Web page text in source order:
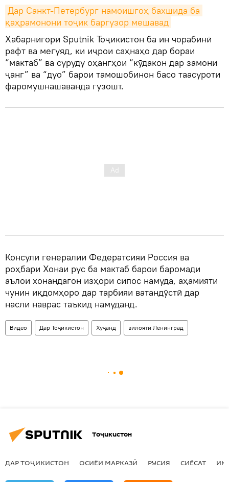
Дар Санкт-Петербург намоишгоҳ бахшида ба
қаҳрамонони тоҷик баргузор мешавад
Хабарнигори Sputnik Тоҷикистон ба ин чорабинӣ
рафт ва мегуяд, ки иҷрои саҳнаҳо дар бораи
“мактаб” ва суруду оҳангҳои “кӯдакон дар замони
ҷанг” ва “дуо” барои тамошобинон басо таасуроти
фаромушнашаванда гузошт.
Консули генералии Федератсияи Россия ва
роҳбари Хонаи рус ба мактаб барои баромади
аълои хонандагон изҳори сипос намуда, аҳамияти
чунин иқдомҳоро дар тарбияи ватандӯстӣ дар
насли наврас таъкид намуданд.
Видео Дар Тоҷикистон Хуҷанд вилояти Ленинград
Тоҷикистон
ДАР ТОҶИКИСТОН ОСИЁИ МАРКАЗӢ РУСИЯ СИЁСАТ